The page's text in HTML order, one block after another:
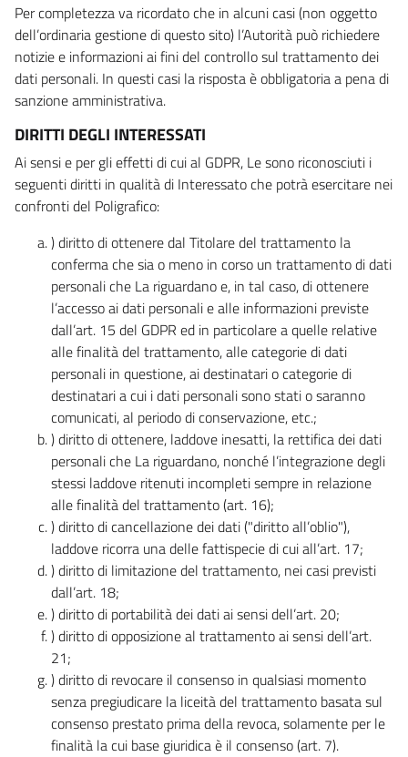
Per completezza va ricordato che in alcuni casi (non oggetto
dell’ordinaria gestione di questo sito) l’Autorità può richiedere
notizie e informazioni ai fini del controllo sul trattamento dei
dati personali. In questi casi la risposta è obbligatoria a pena di
sanzione amministrativa.
DIRITTI DEGLI INTERESSATI
Ai sensi e per gli effetti di cui al GDPR, Le sono riconosciuti i
seguenti diritti in qualità di Interessato che potrà esercitare nei
confronti del Poligrafico:
) diritto di ottenere dal Titolare del trattamento la
conferma che sia o meno in corso un trattamento di dati
personali che La riguardano e, in tal caso, di ottenere
l’accesso ai dati personali e alle informazioni previste
dall’art. 15 del GDPR ed in particolare a quelle relative
alle finalità del trattamento, alle categorie di dati
personali in questione, ai destinatari o categorie di
destinatari a cui i dati personali sono stati o saranno
comunicati, al periodo di conservazione, etc.;
) diritto di ottenere, laddove inesatti, la rettifica dei dati
personali che La riguardano, nonché l’integrazione degli
stessi laddove ritenuti incompleti sempre in relazione
alle finalità del trattamento (art. 16);
) diritto di cancellazione dei dati ("diritto all’oblio"),
laddove ricorra una delle fattispecie di cui all’art. 17;
) diritto di limitazione del trattamento, nei casi previsti
dall’art. 18;
) diritto di portabilità dei dati ai sensi dell’art. 20;
) diritto di opposizione al trattamento ai sensi dell’art.
21;
) diritto di revocare il consenso in qualsiasi momento
senza pregiudicare la liceità del trattamento basata sul
consenso prestato prima della revoca, solamente per le
finalità la cui base giuridica è il consenso (art. 7).